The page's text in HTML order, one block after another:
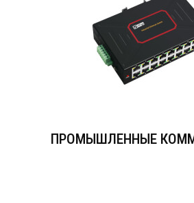
ПРОМЫШЛЕННЫЕ